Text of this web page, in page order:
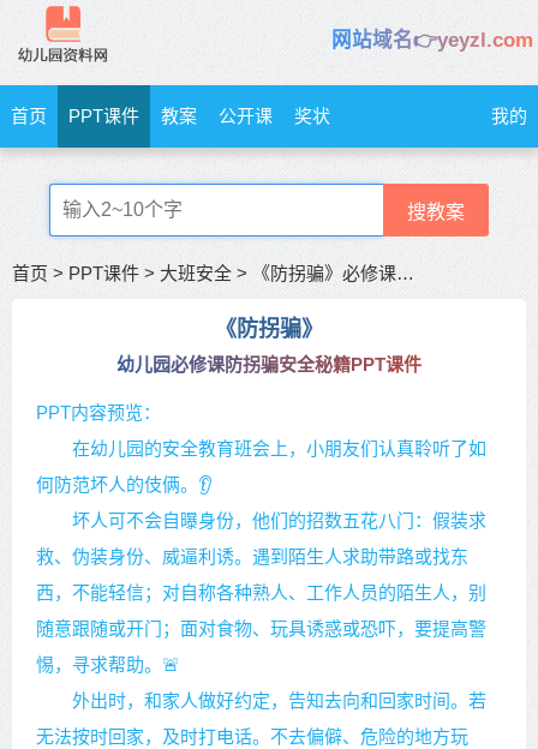
网站域名👉yeyzl.com
首页 PPT课件 教案 公开课 奖状 我的
搜教案
首页 > PPT课件 > 大班安全 > 《防拐骗》必修课防拐骗安全秘籍
《防拐骗》
幼儿园必修课防拐骗安全秘籍PPT课件
PPT内容预览：
在幼儿园的安全教育班会上，小朋友们认真聆听了如
何防范坏人的伎俩。👂
坏人可不会自曝身份，他们的招数五花八门：假装求
救、伪装身份、威逼利诱。遇到陌生人求助带路或找东
西，不能轻信；对自称各种熟人、工作人员的陌生人，别
随意跟随或开门；面对食物、玩具诱惑或恐吓，要提高警
惕，寻求帮助。🚨
外出时，和家人做好约定，告知去向和回家时间。若
无法按时回家，及时打电话。不去偏僻、危险的地方玩